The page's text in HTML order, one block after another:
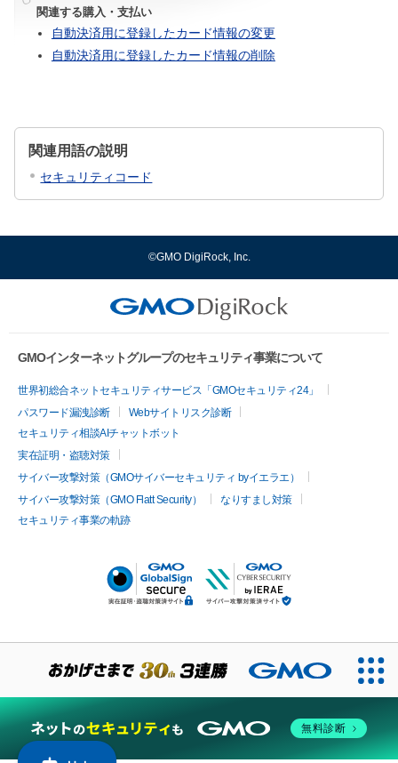
関連する購入・支払い
自動決済用に登録したカード情報の変更
自動決済用に登録したカード情報の削除
関連用語の説明
セキュリティコード
©GMO DigiRock, Inc.
GMOインターネットグループのセキュリティ事業について
世界初総合ネットセキュリティサービス「GMOセキュリティ24」
パスワード漏洩診断
Webサイトリスク診断
セキュリティ相談AIチャットボット
実在証明・盗聴対策
サイバー攻撃対策（GMOサイバーセキュリティ byイエラエ）
サイバー攻撃対策（GMO Flatt Security）
なりすまし対策
セキュリティ事業の軌跡
無料診断